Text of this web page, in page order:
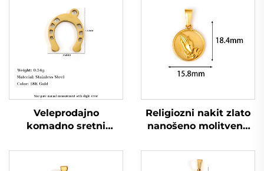
Veleprodajno
komadno sretni
pendan od nerđajućeg
čelika nakit
Religiozni nakit zlato
nanošeno molitvena
pendant